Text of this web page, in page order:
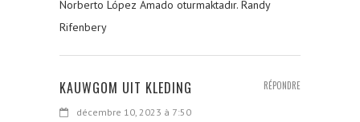
Norberto López Amado oturmaktadır. Randy
Rifenbery
KAUWGOM UIT KLEDING
décembre 10, 2023 à 7:50
RÉPONDRE